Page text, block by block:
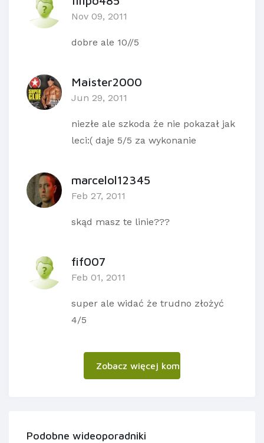
Nov 09, 2011
dobre ale 10//5
Maister2000
Jun 29, 2011
niezłe ale szkoda że nie pokazał jak
leci:( daje 5/5 za wykonanie
marcelol12345
Feb 27, 2011
skąd masz te linie???
fif007
Feb 01, 2011
super ale widać że trudno złożyć
4/5
Zobacz więcej komentarzy
Podobne wideoporadniki